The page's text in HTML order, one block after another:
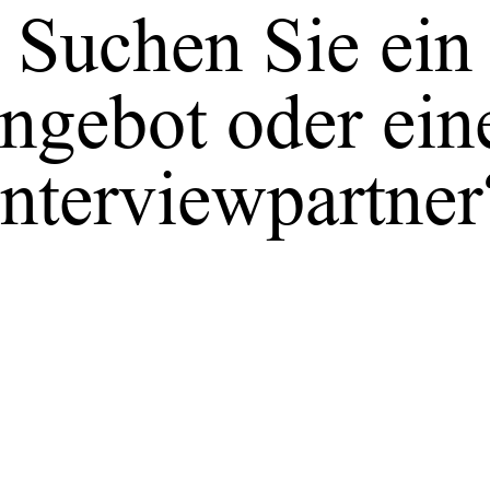
Suchen Sie ein
oder